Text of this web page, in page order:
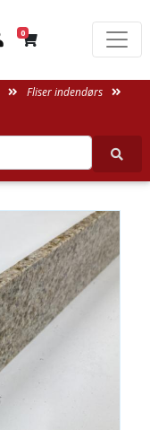
0
Fliser indendørs